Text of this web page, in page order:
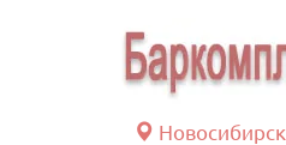
Новосибирск